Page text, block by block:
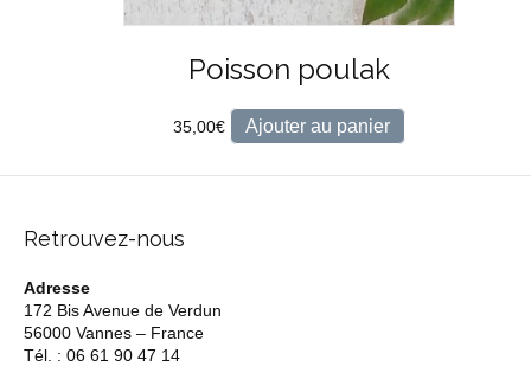
Poisson poulak
35,00€ Ajouter au panier
Retrouvez-nous
Adresse
172 Bis Avenue de Verdun
56000 Vannes – France
Tél. : 06 61 90 47 14